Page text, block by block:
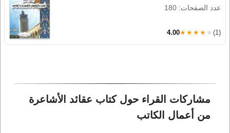
عدد الصفحات: 180
4.00★★★★★ (1)
مشاركات القراء حول كتاب عقائد الأشاعرة
من أعمال الكاتب